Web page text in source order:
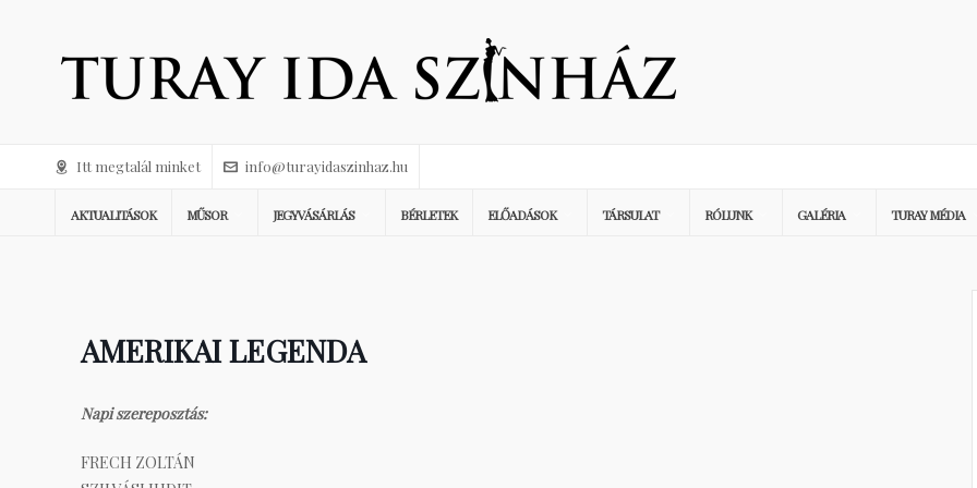
Itt megtalál minket info@turayidaszinhaz.hu
AKTUALITÁSOK MŰSOR JEGYVÁSÁRLÁS BÉRLETEK ELŐADÁSOK TÁRSULAT RÓLUNK GALÉRIA TURAY MÉDIA
AMERIKAI LEGENDA
Napi szereposztás:
FRECH ZOLTÁN